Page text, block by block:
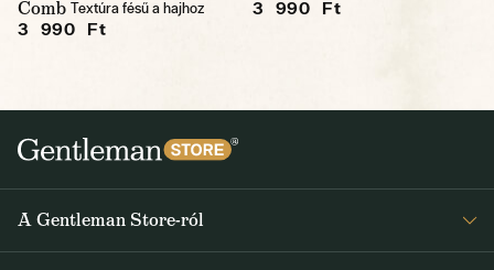
Comb Textúra fésű a hajhoz
3 990 Ft
3 990 Ft
A Gentleman Store-ról